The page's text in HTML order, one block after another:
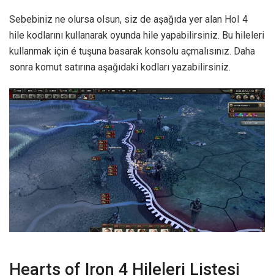
Sebebiniz ne olursa olsun, siz de aşağıda yer alan HoI 4
hile kodlarını kullanarak oyunda hile yapabilirsiniz. Bu hileleri
kullanmak için é tuşuna basarak konsolu açmalısınız. Daha
sonra komut satırına aşağıdaki kodları yazabilirsiniz.
Hearts of Iron 4 Hileleri Listesi